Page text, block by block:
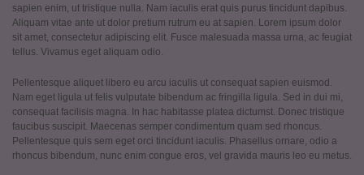
sapien enim, ut tristique nulla. Nam iaculis erat quis purus tincidunt dapibus.
Aliquam vitae ante ut dolor pretium rutrum eu at sapien. Lorem ipsum dolor
sit amet, consectetur adipiscing elit. Fusce malesuada massa urna, ac feugiat
tellus. Vivamus eget aliquam odio.
Pellentesque aliquet libero eu arcu iaculis ut consequat sapien euismod.
Nam eget ligula ut felis vulputate bibendum ac fringilla ligula. Sed in dui mi,
consequat facilisis magna. In hac habitasse platea dictumst. Donec tristique
faucibus suscipit. Maecenas semper condimentum quam sed rhoncus.
Pellentesque quis sem eget orci tincidunt iaculis. Phasellus ornare, odio a
rhoncus bibendum, nunc enim congue eros, vel gravida mauris leo eu metus.